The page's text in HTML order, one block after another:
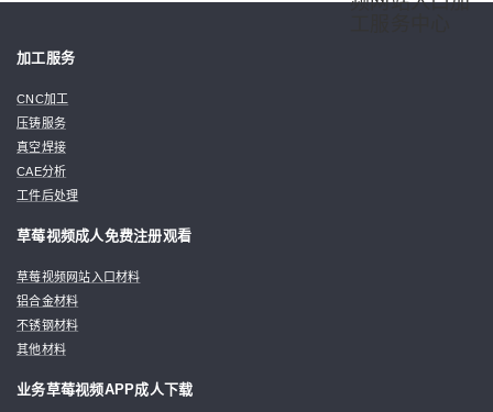
加工服务
CNC加工
压铸服务
真空焊接
CAE分析
工件后处理
草莓视频成人免费注册观看
草莓视频网站入口材料
铝合金材料
不锈钢材料
其他材料
业务草莓视频APP成人下载